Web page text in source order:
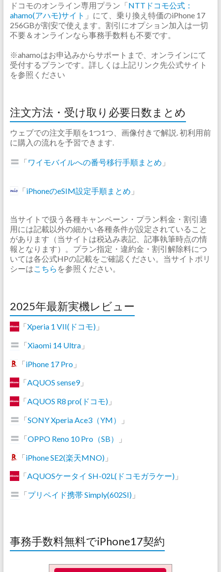
ドコモのオンライン専用プラン「NTTドコモ公式：
ahamo(アハモ)サイト 」にて、乗り換え特価のiPhone 17
256GBが割安で使えます。割引にオプション加入は一切
不要＆オンラインなら事務手数料も不要です。
※ahamoはお申込みからサポートまで、オンラインにて
受付するプランです。詳しくは上記リンク先公式サイト
を参照ください
注文方法・受け取り必要日数まとめ
ウェブでの注文手順を1つ1つ、画像付きで解説. 初利用前
に購入の流れを予習できます.
「ワイモバイルへの番号移行手順まとめ 」
「iPhoneのeSIM設定手順まとめ 」
当サイトで扱う各種キャンペーン・プラン料金・割引適
用には記載以外の細かい各種条件が設定されていること
があります（当サイトは税込み表記、記事執筆時点の情
報となります）。プラン指定・違約金・割引解除料につ
いては各公式HPの記載をご確認ください。当サイトポリ
シーはこちら を参照ください。
2025年最新実機レビュー
「Xperia 1 VII(ドコモ)」
「Xiaomi 14 Ultra」
「iPhone 17 Pro」
「AQUOS sense9」
「AQUOS R8 pro(ドコモ)」
「SONY Xperia Ace3（YM）
」
「OPPO Reno 10 Pro（SB）
」
「iPhone SE2(楽天MNO)」
「AQUOSケータイ SH-02L(ドコモガラケー)」
「プリペイド携帯 Simply(602SI)」
事務手数料無料でiPhone17契約